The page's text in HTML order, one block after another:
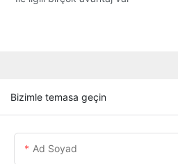
Bizimle temasa geçin
Ad Soyad